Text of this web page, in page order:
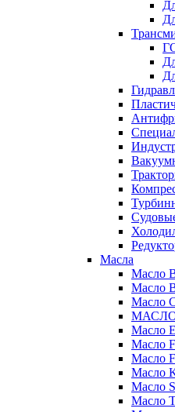
Масла
Масло
Масло
Масло
МАСЛО
Масло
Масло
Масло
Масло
Масло
Масло